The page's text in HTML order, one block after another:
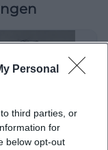
Personal
third parties, or
for
below opt-out